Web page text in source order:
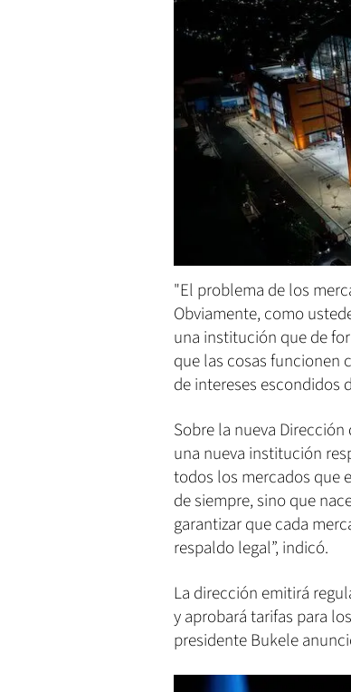
"El problema de los
Obviamente, como
una institución que de
que las cosas funcionen
de intereses escondidos
Sobre la nueva
una nueva institución
todos los mercados que
de siempre, sino que
garantizar que cada
respaldo legal”, indicó.
La dirección emitirá
y aprobará tarifas para
presidente Bukele